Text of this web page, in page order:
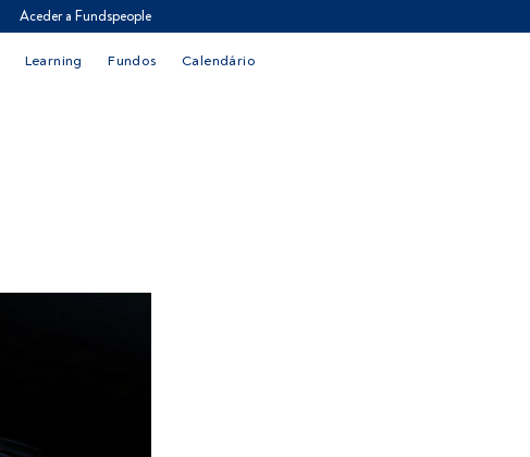
Aceder a Fundspeople
Learning Fundos Calendário